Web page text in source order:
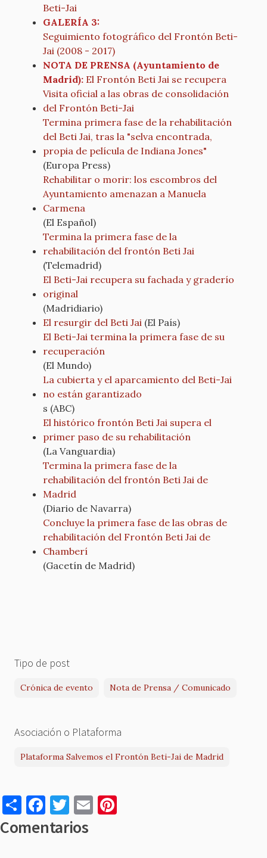
Beti-Jai
GALERÍA 3:
Seguimiento fotográfico del Frontón Beti-
Jai (2008 - 2017)
NOTA DE PRENSA (Ayuntamiento de
Madrid): El Frontón Beti Jai se recupera
Visita oficial a las obras de consolidación
del Frontón Beti-Jai
Termina primera fase de la rehabilitación
del Beti Jai, tras la "selva encontrada,
propia de película de Indiana Jones"
(Europa Press)
Rehabilitar o morir: los escombros del
Ayuntamiento amenazan a Manuela
Carmena
(El Español)
Termina la primera fase de la
rehabilitación del frontón Beti Jai
(Telemadrid)
El Beti-Jai recupera su fachada y graderío
original
(Madridiario)
El resurgir del Beti Jai (El País)
El Beti-Jai termina la primera fase de su
recuperación
(El Mundo)
La cubierta y el aparcamiento del Beti-Jai
no están garantizado
s (ABC)
El histórico frontón Beti Jai supera el
primer paso de su rehabilitación
(La Vanguardia)
Termina la primera fase de la
rehabilitación del frontón Beti Jai de
Madrid
(Diario de Navarra)
Concluye la primera fase de las obras de
rehabilitación del Frontón Beti Jai de
Chamberí
(Gacetín de Madrid)
Tipo de post
Crónica de evento Nota de Prensa / Comunicado
Asociación o Plataforma
Plataforma Salvemos el Frontón Beti-Jai de Madrid
S
h
ar
F
a
c
T
w
it
E
m
Comentarios